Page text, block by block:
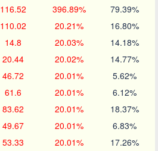
116.52 396.89% 79.39%
110.02 20.21% 16.80%
14.8 20.03% 14.18%
20.44 20.02% 14.77%
46.72 20.01% 5.62%
61.6 20.01% 6.12%
83.62 20.01% 18.37%
49.67 20.01% 6.83%
53.33 20.01% 17.26%